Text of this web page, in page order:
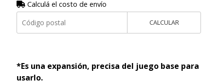
Calculá el costo de envío
CALCULAR
*Es una expansión, precisa del juego base para
usarlo.